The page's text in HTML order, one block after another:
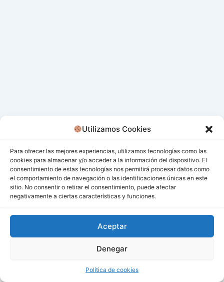
Utilizamos Cookies
Para ofrecer las mejores experiencias, utilizamos tecnologías como las
cookies para almacenar y/o acceder a la información del dispositivo. El
consentimiento de estas tecnologías nos permitirá procesar datos como
el comportamiento de navegación o las identificaciones únicas en este
sitio. No consentir o retirar el consentimiento, puede afectar
negativamente a ciertas características y funciones.
Aceptar
Denegar
Política de cookies
Todos los derechos © 2026 San Miguel De Los Bancos |